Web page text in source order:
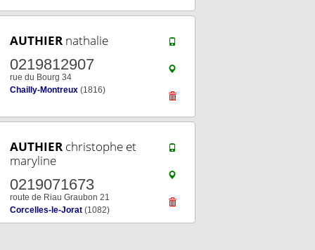
AUTHIER nathalie
0219812907
rue du Bourg 34
Chailly-Montreux (1816)
AUTHIER christophe et
maryline
0219071673
route de Riau Graubon 21
Corcelles-le-Jorat (1082)